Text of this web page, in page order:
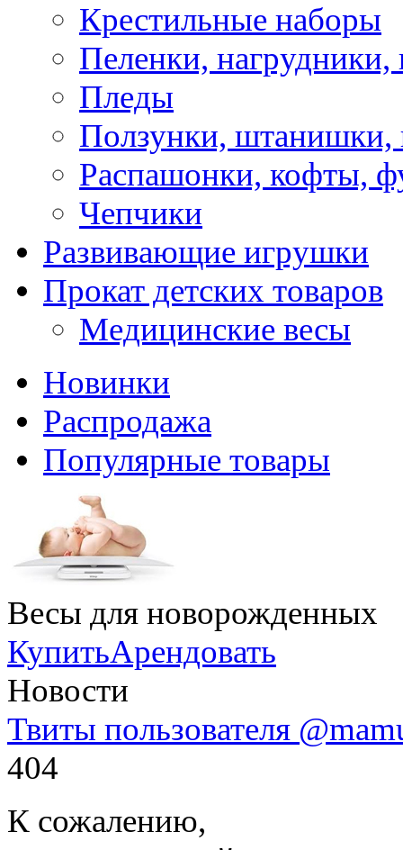
Крестильные наборы
Пеленки, нагрудники,
Пледы
Ползунки, штанишки,
Распашонки, кофты,
Чепчики
Развивающие игрушки
Прокат детских товаров
Медицинские весы
Новинки
Распродажа
Популярные товары
Весы для новорожденных
КупитьАрендовать
Новости
Твиты пользователя
404
К сожалению,